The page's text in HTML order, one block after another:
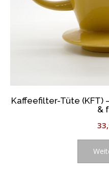
Kaffeefilter-Tüte (KFT)
&